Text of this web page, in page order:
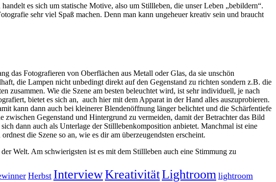
es sich um statische Motive, also um Stillleben, die unser Leben „bebildern“.
sehr viel Spaß machen. Denn man kann ungeheuer kreativ sein und braucht
das Fotografieren von Oberflächen aus Metall oder Glas, da sie unschön
die Lampen nicht unbedingt direkt auf den Gegenstand zu richten sondern z.B. die
zusammen. Wie die Szene am besten beleuchtet wird, ist sehr individuell, je nach
bietet es sich an, auch hier mit dem Apparat in der Hand alles auszuprobieren.
kann dann auch bei kleinerer Blendenöffnung länger belichtet und die Schärfentiefe
Gegenstand und Hintergrund zu vermeiden, damit der Betrachter das Bild
dann auch als Unterlage der Stilllebenkomposition anbietet. Manchmal ist eine
die Szene so an, wie es dir am überzeugendsten erscheint.
Welt. Am schwierigsten ist es mit dem Stillleben auch eine Stimmung zu
Herbst InterviewKreativitätLightroom lightroom